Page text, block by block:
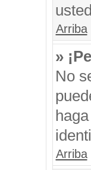
Arriba
»
No
Arriba